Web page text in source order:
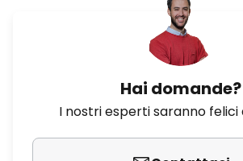
Hai domande?
I nostri esperti saranno felici